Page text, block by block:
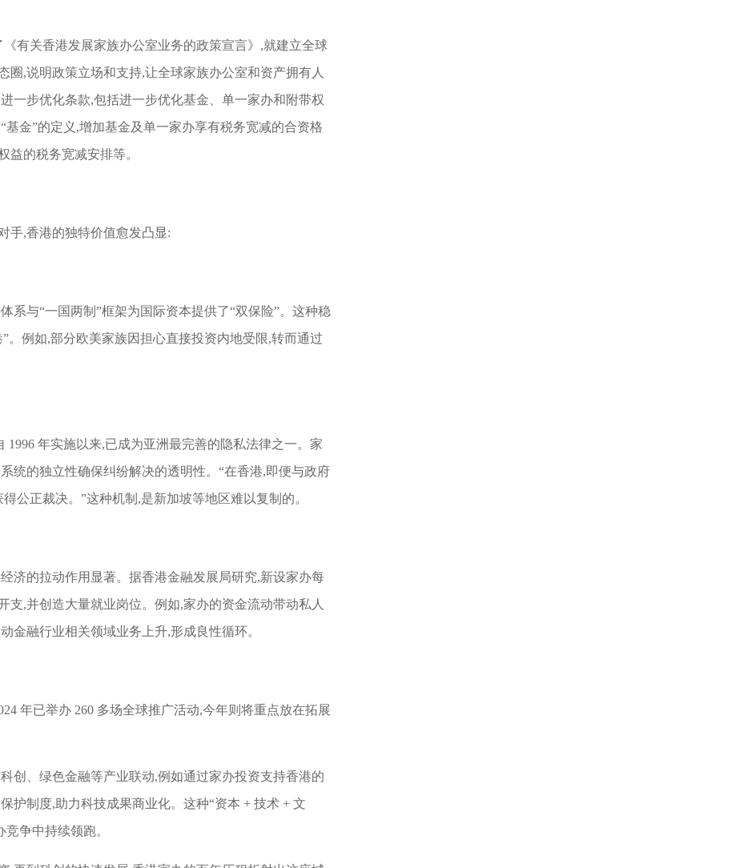
有关香港发展家族办公室业务的政策宣言》,就建立全球
圈,说明政策立场和支持,让全球家族办公室和资产拥有人
一步优化条款,包括进一步优化基金、单一家办和附带权
金”的定义,增加基金及单一家办享有税务宽减的合资格
益的税务宽减安排等。
手,香港的独特价值愈发凸显:
系与“一国两制”框架为国际资本提供了“双保险”。这种稳
。例如,部分欧美家族因担心直接投资内地受限,转而通过
1996 年实施以来,已成为亚洲最完善的隐私法律之一。家
统的独立性确保纠纷解决的透明性。“在香港,即便与政府
公正裁决。”这种机制,是新加坡等地区难以复制的。
济的拉动作用显著。据香港金融发展局研究,新设家办每
支,并创造大量就业岗位。例如,家办的资金流动带动私人
金融行业相关领域业务上升,形成良性循环。
年已举办 260 多场全球推广活动,今年则将重点放在拓展
创、绿色金融等产业联动,例如通过家办投资支持香港的
护制度,助力科技成果商业化。这种“资本 + 技术 + 文
争中持续领跑。